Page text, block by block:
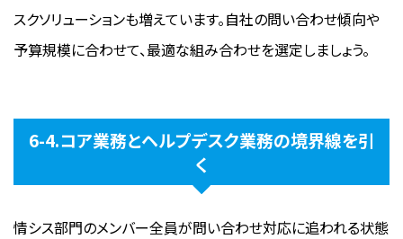
スクソリューションも増えています。自社の問い合わせ傾向や
予算規模に合わせて、最適な組み合わせを選定しましょう。
6-4.コア業務とヘルプデスク業務の境界線を引
く
情シス部門のメンバー全員が問い合わせ対応に追われる状態